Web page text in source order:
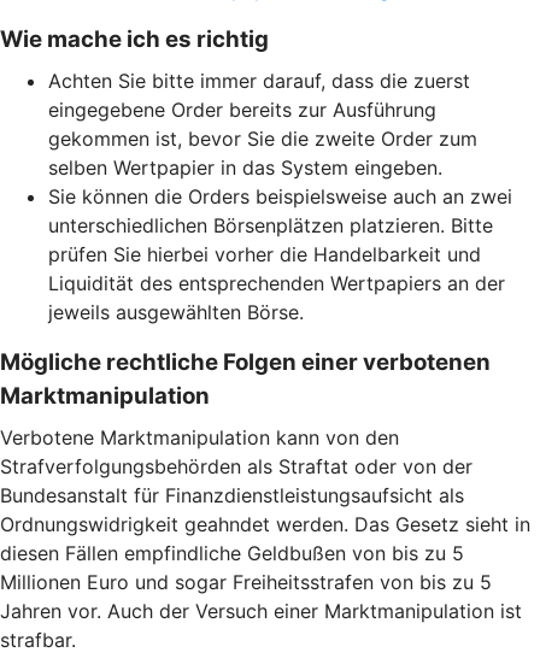
Wie mache ich es richtig
Achten Sie bitte immer darauf, dass die zuerst
eingegebene Order bereits zur Ausführung
gekommen ist, bevor Sie die zweite Order zum
selben Wertpapier in das System eingeben.
Sie können die Orders beispielsweise auch an zwei
unterschiedlichen Börsenplätzen platzieren. Bitte
prüfen Sie hierbei vorher die Handelbarkeit und
Liquidität des entsprechenden Wertpapiers an der
jeweils ausgewählten Börse.
Mögliche rechtliche Folgen einer verbotenen
Marktmanipulation
Verbotene Marktmanipulation kann von den
Strafverfolgungsbehörden als Straftat oder von der
Bundesanstalt für Finanzdienstleistungsaufsicht als
Ordnungswidrigkeit geahndet werden. Das Gesetz sieht in
diesen Fällen empfindliche Geldbußen von bis zu 5
Millionen Euro und sogar Freiheitsstrafen von bis zu 5
Jahren vor. Auch der Versuch einer Marktmanipulation ist
strafbar.